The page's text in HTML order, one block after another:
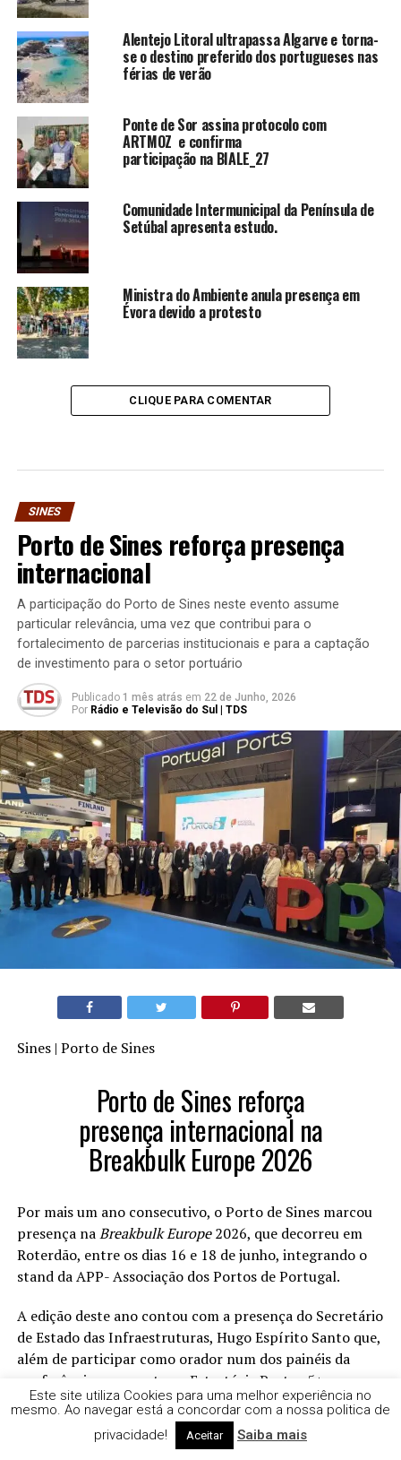
Alentejo Litoral ultrapassa Algarve e torna-
se o destino preferido dos portugueses nas
férias de verão
Ponte de Sor assina protocolo com
ARTMOZ e confirma
participação na BIALE_27
Comunidade Intermunicipal da Península de
Setúbal apresenta estudo.
Ministra do Ambiente anula presença em
Évora devido a protesto
CLIQUE PARA COMENTAR
SINES
Porto de Sines reforça presença
internacional
A participação do Porto de Sines neste evento assume
particular relevância, uma vez que contribui para o
fortalecimento de parcerias institucionais e para a captação
de investimento para o setor portuário
Publicado 1 mês atrás em 22 de Junho, 2026
Por Rádio e Televisão do Sul | TDS
Sines | Porto de Sines
Porto de Sines reforça
presença internacional na
Breakbulk Europe 2026
Por mais um ano consecutivo, o Porto de Sines marcou
presença naBreakbulk Europe2026, que decorreu em
Roterdão, entre os dias 16 e 18 de junho, integrando o
stand da APP- Associação dos Portos de Portugal.
A edição deste ano contou com a presença do Secretário
de Estado das Infraestruturas, Hugo Espírito Santo que,
além de participar como orador num dos painéis da
conferência, apresentou a Estratégia Portos 5+ num
evento de networkingque decorreu no stand dos portos
portugueses, iniciativa que contou ainda com a presença
da Embaixadora de Portugal nos Países Baixos, Clara
Este site utiliza Cookies para uma melhor experiência no
mesmo. Ao navegar está a concordar com a nossa politica de
privacidade!
Aceitar Saiba mais